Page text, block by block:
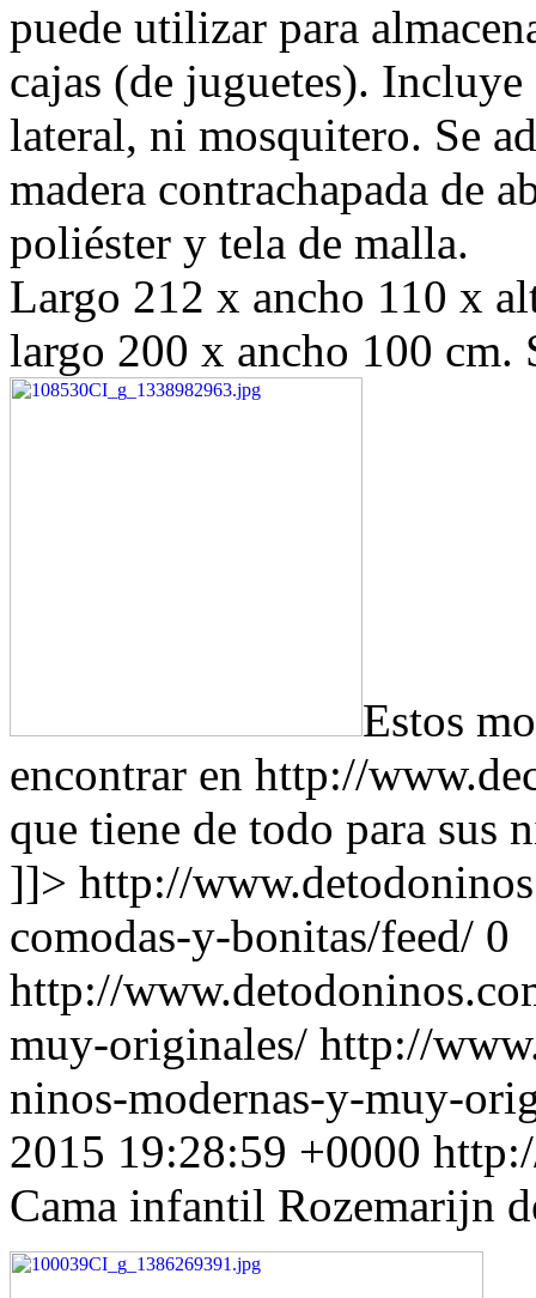
puede utilizar para
cajas (de juguetes).
lateral, ni mosquitero. Se
madera contrachapada de
poliéster y tela de malla.
Largo 212 x ancho 110 x
largo 200 x ancho 100 cm.
Estos
encontrar en http://
que tiene de todo para sus
]]> http://
comodas-y-bonitas/feed/ 0
http://
muy-originales/ http://
ninos-modernas-y-muy-
2015 19:28:59 +0000
Cama infantil Rozemarijn